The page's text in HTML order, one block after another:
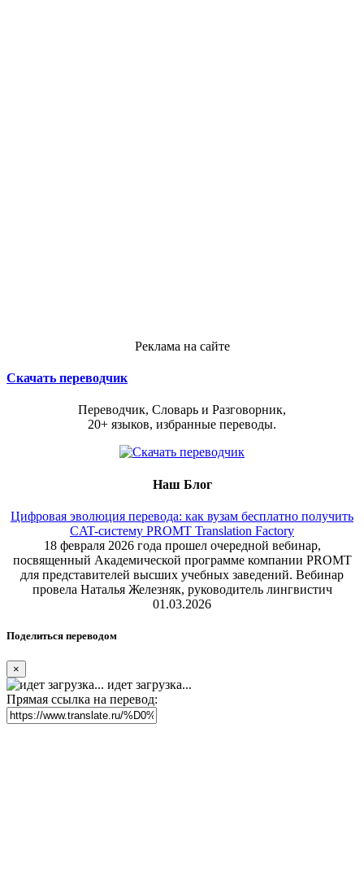
Реклама на сайте
Скачать переводчик
Переводчик, Словарь и Разговорник,
20+ языков, избранные переводы.
Наш Блог
Цифровая эволюция перевода: как вузам бесплатно получить
CAT-систему PROMT Translation Factory
18 февраля 2026 года прошел очередной вебинар,
посвященный Академической программе компании PROMT
для представителей высших учебных заведений. Вебинар
провела Наталья Железняк, руководитель лингвистич
01.03.2026
Поделиться переводом
×
идет загрузка...
Прямая ссылка на перевод: